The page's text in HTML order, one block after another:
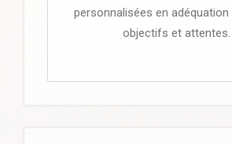
personnalisées en adéquation
objectifs et attentes.